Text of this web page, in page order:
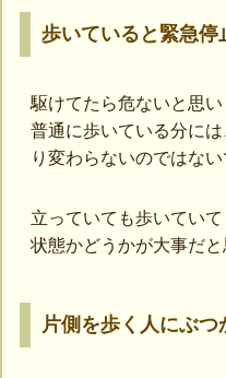
歩いていると緊急停
駆けてたら危ないと思
普通に歩いている分に
り変わらないのではない
立っていても歩いてい
状態かどうかが大事だと
片側を歩く人にぶつ